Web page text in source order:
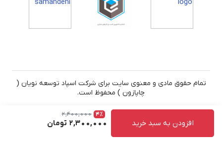
افزودن به سبد خرید
4٪ 2,400,000
2,300,000 تومان
تمام حقوق مادی و معنوی سایت برای شرکت اسپاد توسعه نویان (
چاپازون ) محفوظ است.